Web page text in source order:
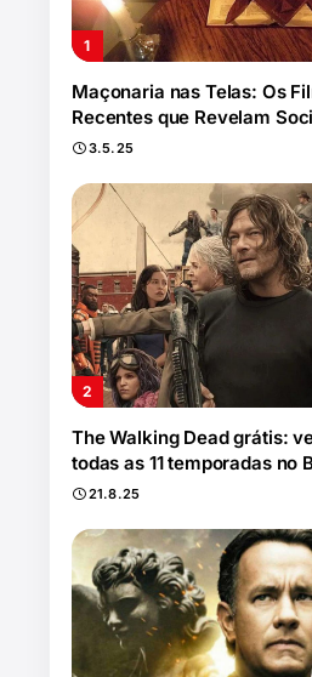
Maçonaria nas Telas: Os
Recentes que Revelam
3.5.25
The Walking Dead grátis:
todas as 11 temporadas no
21.8.25